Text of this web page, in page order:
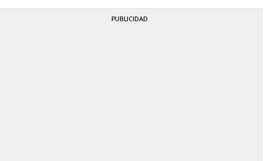
PUBLICIDAD